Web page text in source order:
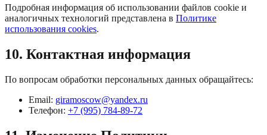
Подробная информация об использовании файлов cookie и
аналогичных технологий представлена в Политике
использования cookies.
10. Контактная информация
По вопросам обработки персональных данных обращайтесь:
Email: giramoscow@yandex.ru
Телефон: +7 (995) 784-89-72